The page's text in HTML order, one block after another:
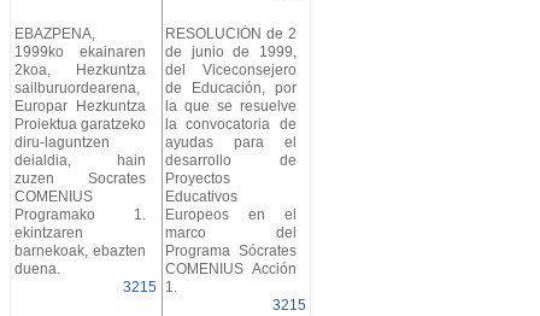
EBAZPENA,
1999ko ekainaren
2koa, Hezkuntza
sailburuordearena,
Europar Hezkuntza
Proiektua garatzeko
diru-laguntzen
deialdia, hain
zuzen Socrates
COMENIUS
Programako 1.
ekintzaren
barnekoak, ebazten
duena.
3215
RESOLUCIÓN de 2
de junio de 1999,
del Viceconsejero
de Educación, por
la que se resuelve
la convocatoria de
ayudas para el
desarrollo de
Proyectos
Educativos
Europeos en el
marco del
Programa Sócrates
COMENIUS Acción
1.
3215